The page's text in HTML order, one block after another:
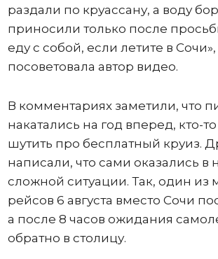
раздали по круассану, а воду
приносили только после
еду с собой, если летите в Сочи»,
посоветовала автор видео.
В комментариях заметили, что
накатались на год вперед, кто-
шутить про бесплатный круиз.
написали, что сами оказались в
сложной ситуации. Так, один из
рейсов 6 августа вместо Сочи
а после 8 часов ожидания
обратно в столицу.